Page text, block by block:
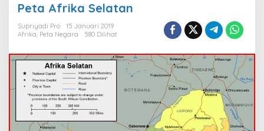
t
A
f
i
k
a
S
e
l
a
Peta Afrika Selatan
Supriyadi Pro
15 Januari 2019
Afrika, Peta Negara 580 Dilihat